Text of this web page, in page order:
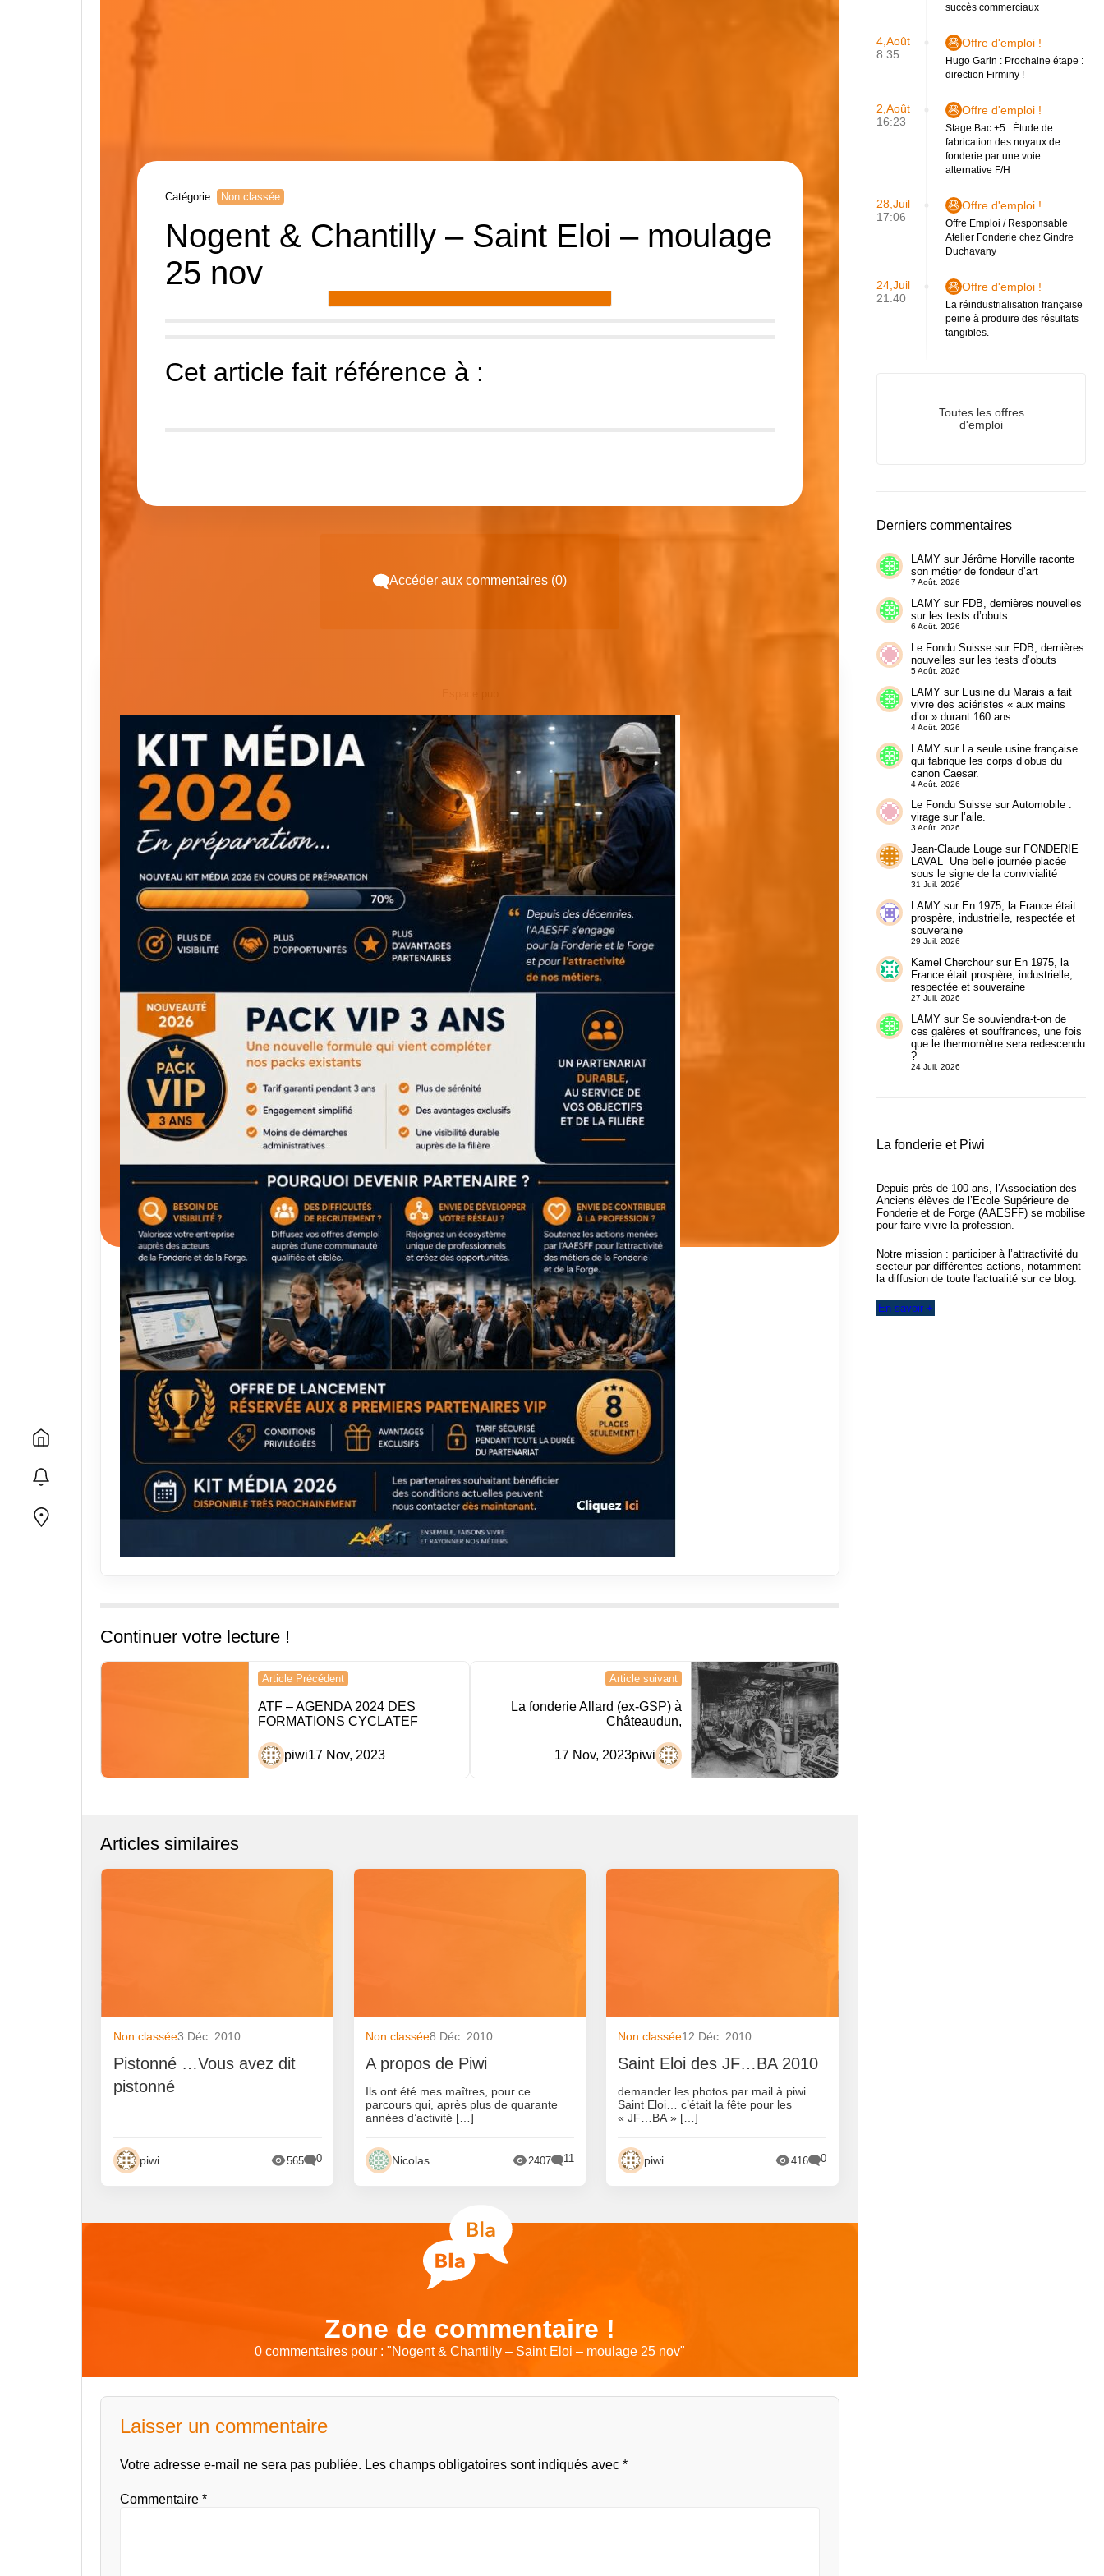
Catégorie : Non classée
Nogent & Chantilly – Saint Eloi – moulage
25 nov
Cet article fait référence à :
Accéder aux commentaires (0)
Continuer votre lecture !
Navigation
de
Article Précédent
ATF – AGENDA 2024 DES
FORMATIONS CYCLATEF
piwi17 Nov, 2023
Article suivant
La fonderie Allard (ex-GSP) à
Châteaudun,
piwi
17 Nov, 2023
Articles similaires
Non classée3 Déc. 2010
Pistonné …Vous avez dit
pistonné
piwi 565 0
Non classée8 Déc. 2010
A propos de Piwi
Ils ont été mes maîtres, pour ce
parcours qui, après plus de quarante
années d’activité […]
Nicolas 2407 11
Non classée12 Déc. 2010
Saint Eloi des JF…BA 2010
demander les photos par mail à piwi.
Saint Eloi… c’était la fête pour les
« JF…BA » […]
piwi 416 0
Zone de commentaire !
0 commentaires pour : "Nogent & Chantilly – Saint Eloi – moulage 25 nov"
Laisser un commentaire
Votre adresse e-mail ne sera pas publiée. Les champs obligatoires sont indiqués avec *
Commentaire *
succès commerciaux
4,Août
8:35
Offre d'emploi !
Hugo Garin : Prochaine étape :
direction Firminy !
2,Août
16:23
Offre d'emploi !
Stage Bac +5 : Étude de
fabrication des noyaux de
fonderie par une voie
alternative F/H
28,Juil
17:06
Offre d'emploi !
Offre Emploi / Responsable
Atelier Fonderie chez Gindre
Duchavany
24,Juil
21:40
Offre d'emploi !
La réindustrialisation française
peine à produire des résultats
tangibles.
Toutes les offres
d'emploi
Derniers commentaires
LAMYsur Jérôme Horville raconte
son métier de fondeur d’art
7 Août. 2026
LAMYsur FDB, dernières nouvelles
sur les tests d’obuts
6 Août. 2026
Le Fondu Suissesur FDB, dernières
nouvelles sur les tests d’obuts
5 Août. 2026
LAMYsur L’usine du Marais a fait
vivre des aciéristes « aux mains
d’or » durant 160 ans.
4 Août. 2026
LAMYsur La seule usine française
qui fabrique les corps d’obus du
canon Caesar.
4 Août. 2026
Le Fondu SuissesurAutomobile :
virage sur l’aile.
3 Août. 2026
Jean-Claude Lougesur FONDERIE
LAVAL Une belle journée placée
sous le signe de la convivialité
31 Juil. 2026
LAMYsur En 1975, la France était
prospère, industrielle, respectée et
souveraine
29 Juil. 2026
Kamel Cherchoursur En 1975, la
France était prospère, industrielle,
respectée et souveraine
27 Juil. 2026
LAMYsur Se souviendra-t-on de
ces galères et souffrances, une fois
que le thermomètre sera redescendu
?
24 Juil. 2026
La fonderie et Piwi
Depuis près de 100 ans, l’Association des
Anciens élèves de l’Ecole Supérieure de
Fonderie et de Forge (AAESFF) se mobilise
pour faire vivre la profession.
Notre mission : participer à l’attractivité du
secteur par différentes actions, notamment
la diffusion de toute l'actualité sur ce blog.
En savoir +